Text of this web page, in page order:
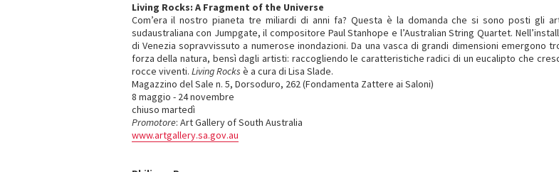
Living Rocks: A Fragment of the Universe
Com’era il nostro pianeta tre miliardi di anni fa? Questa è la domanda che si sono posti gli
sudaustraliana con Jumpgate, il compositore Paul Stanhope e l’Australian String Quartet.
di Venezia sopravvissuto a numerose inondazioni. Da una vasca di grandi dimensioni
forza della natura, bensì dagli artisti: raccogliendo le caratteristiche radici di un eucalipto che
rocce viventi. Living Rocks è a cura di Lisa Slade.
Magazzino del Sale n. 5, Dorsoduro, 262 (Fondamenta Zattere ai Saloni)
8 maggio - 24 novembre
chiuso martedì
Promotore: Art Gallery of South Australia
www.artgallery.sa.gov.au